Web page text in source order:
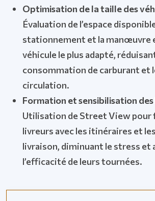
Optimisation de la taille des
Évaluation de l’espace
stationnement et la manœuvre
véhicule le plus adapté,
consommation de carburant et
circulation.
Formation et sensibilisation des
Utilisation de Street View pour
livreurs avec les itinéraires et
livraison, diminuant le stress et
l’efficacité de leurs tournées.